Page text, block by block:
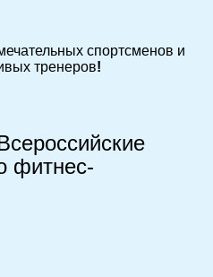
спортсменов и
тренеров!
фитнес-